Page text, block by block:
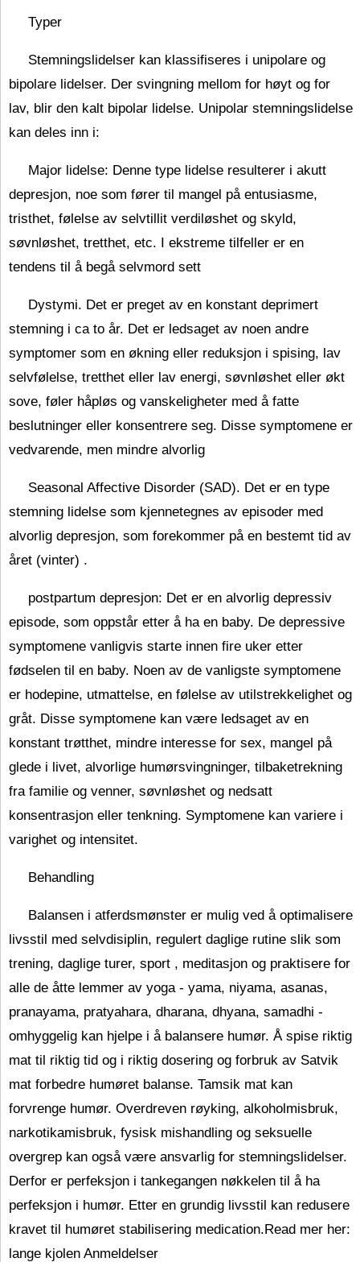
Typer
Stemningslidelser kan klassifiseres i unipolare og
bipolare lidelser. Der svingning mellom for høyt og for
lav, blir den kalt bipolar lidelse. Unipolar stemningslidelse
kan deles inn i:
Major lidelse: Denne type lidelse resulterer i akutt
depresjon, noe som fører til mangel på entusiasme,
tristhet, følelse av selvtillit verdiløshet og skyld,
søvnløshet, tretthet, etc. I ekstreme tilfeller er en
tendens til å begå selvmord sett
Dystymi. Det er preget av en konstant deprimert
stemning i ca to år. Det er ledsaget av noen andre
symptomer som en økning eller reduksjon i spising, lav
selvfølelse, tretthet eller lav energi, søvnløshet eller økt
sove, føler håpløs og vanskeligheter med å fatte
beslutninger eller konsentrere seg. Disse symptomene er
vedvarende, men mindre alvorlig
Seasonal Affective Disorder (SAD). Det er en type
stemning lidelse som kjennetegnes av episoder med
alvorlig depresjon, som forekommer på en bestemt tid av
året (vinter) .
postpartum depresjon: Det er en alvorlig depressiv
episode, som oppstår etter å ha en baby. De depressive
symptomene vanligvis starte innen fire uker etter
fødselen til en baby. Noen av de vanligste symptomene
er hodepine, utmattelse, en følelse av utilstrekkelighet og
gråt. Disse symptomene kan være ledsaget av en
konstant trøtthet, mindre interesse for sex, mangel på
glede i livet, alvorlige humørsvingninger, tilbaketrekning
fra familie og venner, søvnløshet og nedsatt
konsentrasjon eller tenkning. Symptomene kan variere i
varighet og intensitet.
Behandling
Balansen i atferdsmønster er mulig ved å optimalisere
livsstil med selvdisiplin, regulert daglige rutine slik som
trening, daglige turer, sport , meditasjon og praktisere for
alle de åtte lemmer av yoga - yama, niyama, asanas,
pranayama, pratyahara, dharana, dhyana, samadhi -
omhyggelig kan hjelpe i å balansere humør. Å spise riktig
mat til riktig tid og i riktig dosering og forbruk av Satvik
mat forbedre humøret balanse. Tamsik mat kan
forvrenge humør. Overdreven røyking, alkoholmisbruk,
narkotikamisbruk, fysisk mishandling og seksuelle
overgrep kan også være ansvarlig for stemningslidelser.
Derfor er perfeksjon i tankegangen nøkkelen til å ha
perfeksjon i humør. Etter en grundig livsstil kan redusere
kravet til humøret stabilisering medication.Read mer her:
lange kjolen Anmeldelser